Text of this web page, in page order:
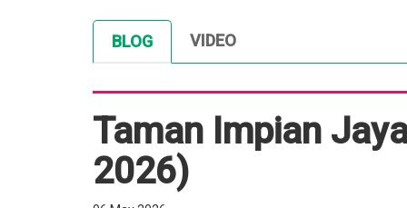
BLOG VIDEO
Taman Impian
2026)